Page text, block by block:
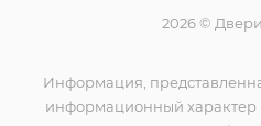
2026 ©
Информация,
информационный характер